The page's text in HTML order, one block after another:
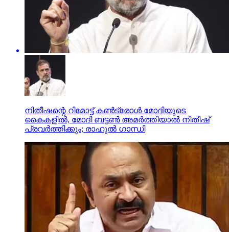
നിതീഷന്റെ റിമോട്ട് കണ്‍ട്രോള്‍ മോദിയുടെ
കൈകളില്‍, മോദി ബട്ടണ്‍ അമര്‍ത്തിയാല്‍ നിതീഷ്
പ്രവര്‍ത്തിക്കും; രാഹുല്‍ ഗാന്ധി